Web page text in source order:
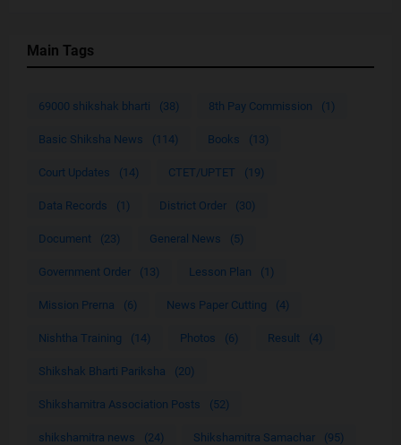
Main Tags
69000 shikshak bharti (38) 8th Pay Commission (1)
Basic Shiksha News (114) Books (13)
Court Updates (14) CTET/UPTET (19)
Data Records (1) District Order (30)
Document (23) General News (5)
Government Order (13) Lesson Plan (1)
Mission Prerna (6) News Paper Cutting (4)
Nishtha Training (14) Photos (6) Result (4)
Shikshak Bharti Pariksha (20)
Shikshamitra Association Posts (52)
shikshamitra news (24) Shikshamitra Samachar (95)